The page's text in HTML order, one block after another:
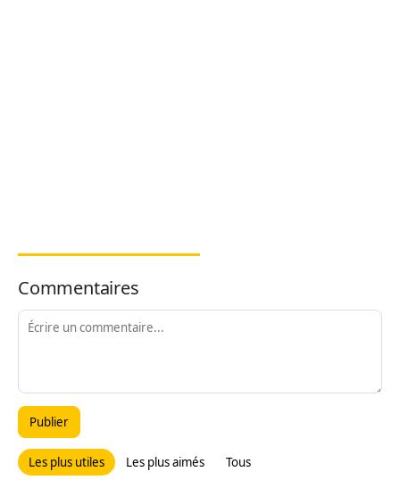
Commentaires
Publier
Les plus utiles Les plus aimés Tous